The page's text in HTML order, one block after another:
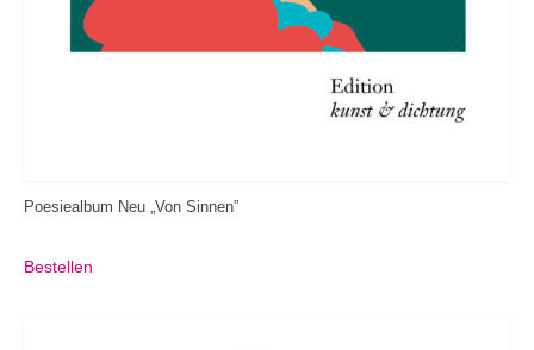
Poesiealbum Neu „Von Sinnen”
Bestellen